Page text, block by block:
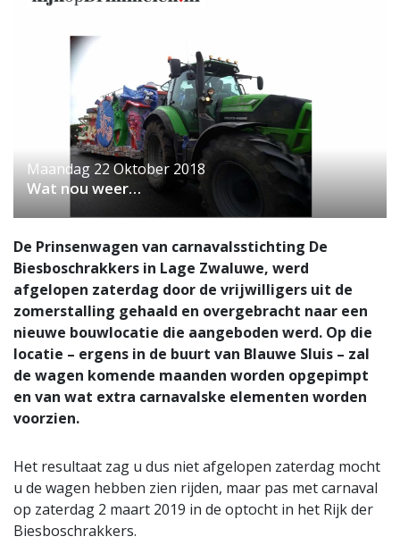
Maandag 22 Oktober 2018
Wat nou weer…
De Prinsenwagen van carnavalsstichting De
Biesboschrakkers in Lage Zwaluwe, werd
afgelopen zaterdag door de vrijwilligers uit de
zomerstalling gehaald en overgebracht naar een
nieuwe bouwlocatie die aangeboden werd. Op die
locatie – ergens in de buurt van Blauwe Sluis – zal
de wagen komende maanden worden opgepimpt
en van wat extra carnavalske elementen worden
voorzien.
Het resultaat zag u dus niet afgelopen zaterdag mocht
u de wagen hebben zien rijden, maar pas met carnaval
op zaterdag 2 maart 2019 in de optocht in het Rijk der
Biesboschrakkers.